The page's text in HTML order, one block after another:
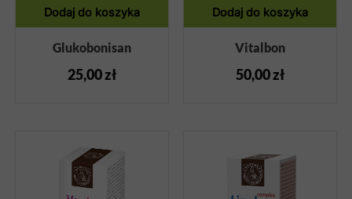
Dodaj do koszyka
Glukobonisan
25,00zł
Dodaj do koszyka
Vitalbon
50,00zł